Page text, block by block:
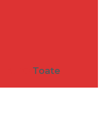
Toate